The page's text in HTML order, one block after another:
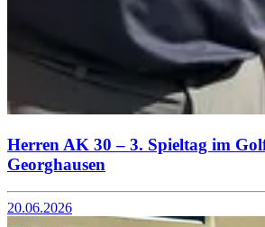
Herren AK 30 – 3. Spieltag im
Georghausen
20.06.2026